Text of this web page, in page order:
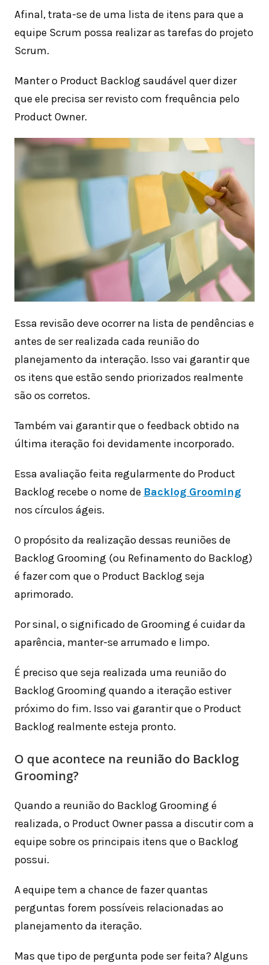
Afinal, trata-se de uma lista de itens para que a
equipe Scrum possa realizar as tarefas do projeto
Scrum.
Manter o Product Backlog saudável quer dizer
que ele precisa ser revisto com frequência pelo
Product Owner.
Essa revisão deve ocorrer na lista de pendências e
antes de ser realizada cada reunião do
planejamento da interação. Isso vai garantir que
os itens que estão sendo priorizados realmente
são os corretos.
Também vai garantir que o feedback obtido na
última iteração foi devidamente incorporado.
Essa avaliação feita regularmente do Product
Backlog recebe o nome de Backlog Grooming
nos círculos ágeis.
O propósito da realização dessas reuniões de
Backlog Grooming (ou Refinamento do Backlog)
é fazer com que o Product Backlog seja
aprimorado.
Por sinal, o significado de Grooming é cuidar da
aparência, manter-se arrumado e limpo.
É preciso que seja realizada uma reunião do
Backlog Grooming quando a iteração estiver
próximo do fim. Isso vai garantir que o Product
Backlog realmente esteja pronto.
O que acontece na reunião do Backlog
Grooming?
Quando a reunião do Backlog Grooming é
realizada, o Product Owner passa a discutir com a
equipe sobre os principais itens que o Backlog
possui.
A equipe tem a chance de fazer quantas
perguntas forem possíveis relacionadas ao
planejamento da iteração.
Mas que tipo de pergunta pode ser feita? Alguns